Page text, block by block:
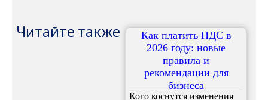
Читайте также
Как платить НДС в
2026 году: новые
правила и
рекомендации для
бизнеса
Кого коснутся изменения